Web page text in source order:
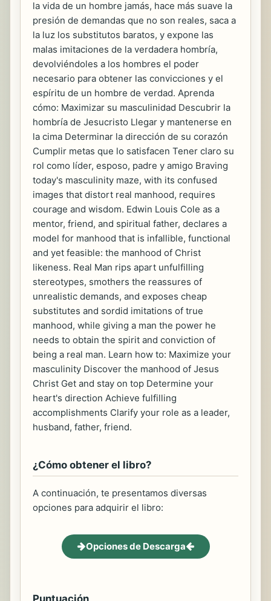
la vida de un hombre jamás, hace más suave la
presión de demandas que no son reales, saca a
la luz los substitutos baratos, y expone las
malas imitaciones de la verdadera hombría,
devolviéndoles a los hombres el poder
necesario para obtener las convicciones y el
espíritu de un hombre de verdad. Aprenda
cómo: Maximizar su masculinidad Descubrir la
hombría de Jesucristo Llegar y mantenerse en
la cima Determinar la dirección de su corazón
Cumplir metas que lo satisfacen Tener claro su
rol como líder, esposo, padre y amigo Braving
today's masculinity maze, with its confused
images that distort real manhood, requires
courage and wisdom. Edwin Louis Cole as a
mentor, friend, and spiritual father, declares a
model for manhood that is infallible, functional
and yet feasible: the manhood of Christ
likeness. Real Man rips apart unfulfilling
stereotypes, smothers the reassures of
unrealistic demands, and exposes cheap
substitutes and sordid imitations of true
manhood, while giving a man the power he
needs to obtain the spirit and conviction of
being a real man. Learn how to: Maximize your
masculinity Discover the manhood of Jesus
Christ Get and stay on top Determine your
heart's direction Achieve fulfilling
accomplishments Clarify your role as a leader,
husband, father, friend.
¿Cómo obtener el libro?
A continuación, te presentamos diversas
opciones para adquirir el libro:
Opciones de Descarga
Puntuación